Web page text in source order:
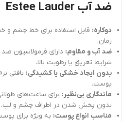
ضد آب Estee Lauder
دوکاره: قابل استفاده برای خط چشم و
زمان.
ضد آب و مقاوم: دارای فرمولاسیون ضد
شرایط تعریق یا رطوبت بالا.
بدون ایجاد خشکی یا کشیدگی: بافتی
پوست.
ماندگاری بی‌نظیر: برای ساعت‌های
بدون پخش شدن در اطراف چشم و لب.
مناسب انواع پوست: به ویژه برای